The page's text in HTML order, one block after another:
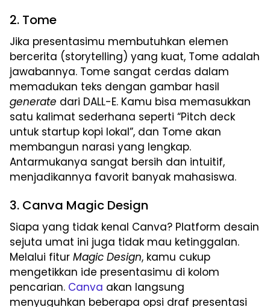
2. Tome
Jika presentasimu membutuhkan elemen
bercerita (storytelling) yang kuat, Tome adalah
jawabannya. Tome sangat cerdas dalam
memadukan teks dengan gambar hasil
generate dari DALL-E. Kamu bisa memasukkan
satu kalimat sederhana seperti “Pitch deck
untuk startup kopi lokal”, dan Tome akan
membangun narasi yang lengkap.
Antarmukanya sangat bersih dan intuitif,
menjadikannya favorit banyak mahasiswa.
3. Canva Magic Design
Siapa yang tidak kenal Canva? Platform desain
sejuta umat ini juga tidak mau ketinggalan.
Melalui fitur Magic Design, kamu cukup
mengetikkan ide presentasimu di kolom
pencarian. Canva akan langsung
menyuguhkan beberapa opsi draf presentasi